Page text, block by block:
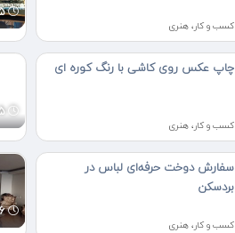
کسب و کار، هنری
5 ماه پیش
چاپ عکس روی کاشی با رنگ کوره ای
کسب و کار، هنری
5 ماه پیش
سفارش دوخت حرفه‌ای لباس در
بردسکن
کسب و کار، هنری
6 ماه پیش